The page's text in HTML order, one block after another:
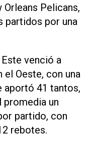
Pelicans,
partidos por una
venció a
Oeste, con una
aportó 41 tantos,
promedia un
partido, con
rebotes.